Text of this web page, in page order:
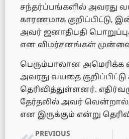
சந்தர்ப்பங்களில் அவரது
காரணமாக குறிப்பிட்டு,
அவர் ஜனாதிபதி
என விமர்சனங்கள்
பெரும்பாலான அமெரிக்க
அவரது வயதை
தெரிவித்துள்ளனர்.
தேர்தலில் அவர் வென்றால்,
என இருக்கும் என்று
PREVIOUS